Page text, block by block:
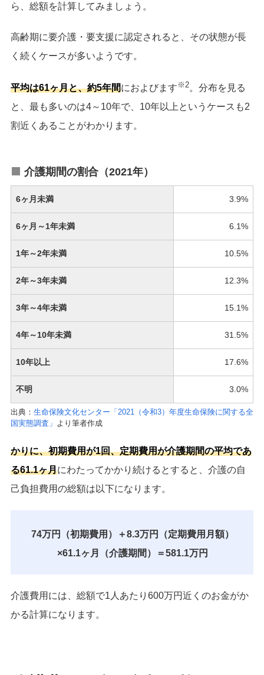
ら、総額を計算してみましょう。
高齢期に要介護・要支援に認定されると、その状態が長
く続くケースが多いようです。
平均は61ヶ月と、約5年間におよびます ※2。分布を見る
と、最も多いのは4～10年で、10年以上というケースも2
割近くあることがわかります。
介護期間の割合（2021年）
6ヶ月未満 3.9%
6ヶ月～1年未満 6.1%
1年～2年未満 10.5%
2年～3年未満 12.3%
3年～4年未満 15.1%
4年～10年未満 31.5%
10年以上 17.6%
不明 3.0%
出典： 生命保険文化センター「2021（令和3）年度生命保険に関する全
国実態調査」 より筆者作成
かりに、初期費用が1回、定期費用が介護期間の平均であ
る61.1ヶ月にわたってかかり続けるとすると、介護の自
己負担費用の総額は以下になります。
74万円（初期費用）＋8.3万円（定期費用月額）
×61.1ヶ月（介護期間）＝581.1万円
介護費用には、総額で1人あたり600万円近くのお金がか
かる計算になります。